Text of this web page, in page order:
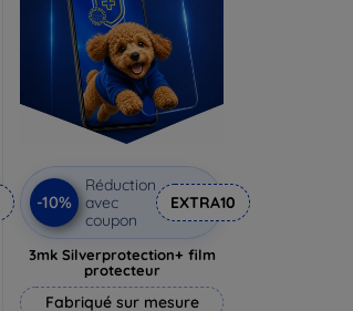
-10%
Réduction
avec
coupon
EXTRA10
3mk Silverprotection+ film
protecteur
Fabriqué sur mesure